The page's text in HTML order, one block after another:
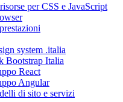
per CSS e JavaScript
system .italia
Bootstrap Italia
React
Angular
di sito e servizi